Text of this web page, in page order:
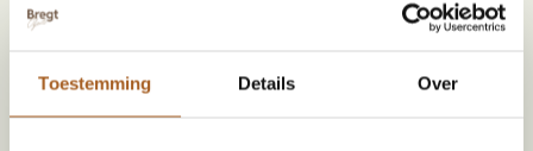
Toestemming Details Over
Specificaties
Diameter (cm)